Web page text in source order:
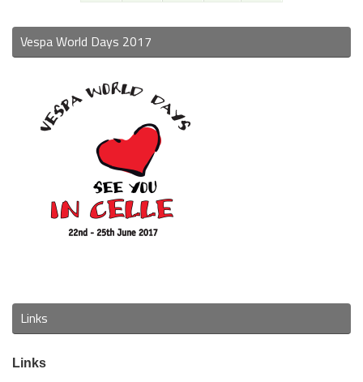
Vespa World Days 2017
Links
Links